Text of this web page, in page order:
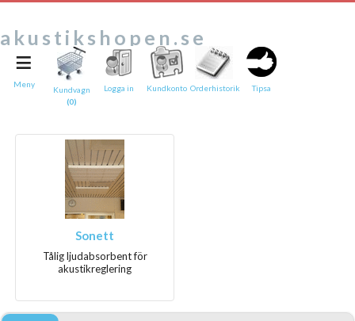
akustikshopen.se
Sonett
Tålig ljudabsorbent för
akustikreglering
≡
Meny
Kundvagn
(0)
Logga in Kundkonto Orderhistorik Tipsa
Tipsa en vän:
e-post*